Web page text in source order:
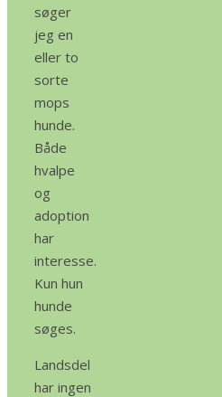
søger
jeg en
eller to
sorte
mops
hunde.
Både
hvalpe
og
adoption
har
interesse.
Kun hun
hunde
søges.
Landsdel
har ingen